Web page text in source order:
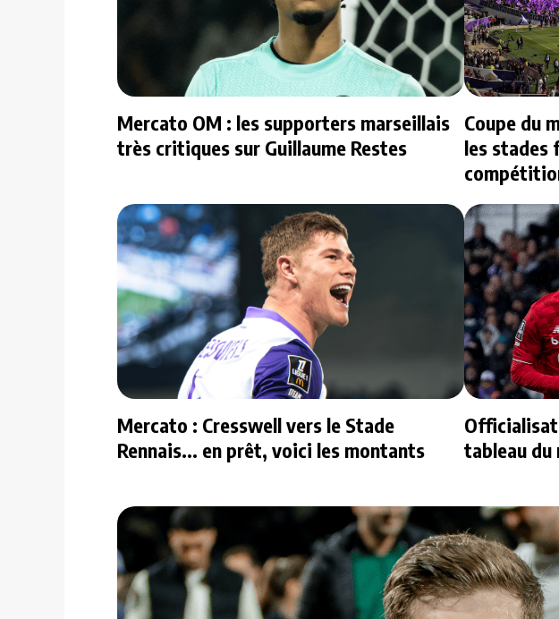
Mercato OM : les supporters marseillais
très critiques sur Guillaume Restes
Coupe du
les stades
Mercato : Cresswell vers le Stade
Rennais... en prêt, voici les montants
tableau